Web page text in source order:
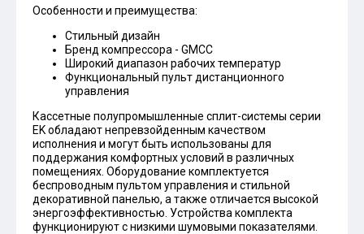
Особенности и преимущества:
Стильный дизайн
Бренд компрессора - GMCC
Широкий диапазон рабочих температур
Функциональный пульт дистанционного
управления
Кассетные полупромышленные сплит-системы серии
EK обладают непревзойденным качеством
исполнения и могут быть использованы для
поддержания комфортных условий в различных
помещениях. Оборудование комплектуется
беспроводным пультом управления и стильной
декоративной панелью, а также отличается высокой
энергоэффективностью. Устройства комплекта
функционируют с низкими шумовыми показателями.